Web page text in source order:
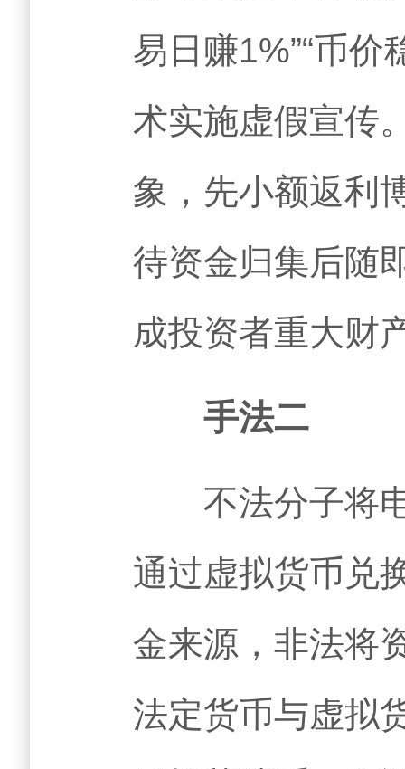
易日赚1%”“币价
术实施虚假宣传
象，先小额返利
待资金归集后随
成投资者重大财
手法二
不法分子将电
通过虚拟货币兑
金来源，非法将
法定货币与虚拟